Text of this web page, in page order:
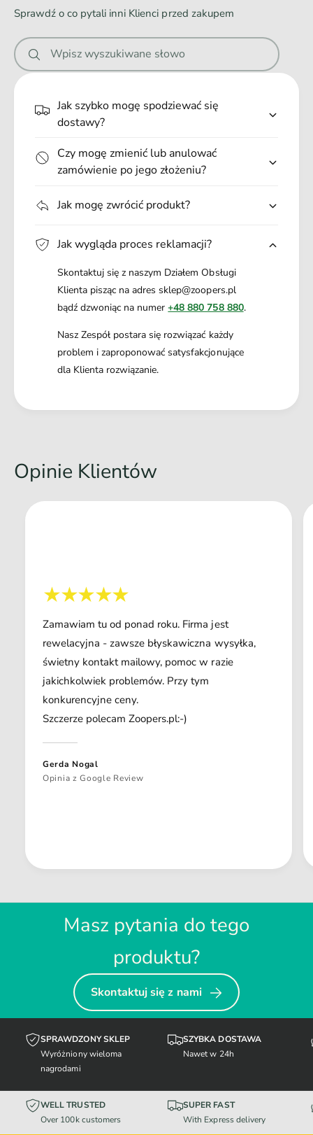
a
c
i
z
r
o
ł
1
8
g
a
l
a
i
e
r
o
ł
1
x
8
5
g
i
e
Sprawdź o co pytali inni Klienci przed zakupem
Wpisz wyszukiwane słowo
Jak szybko mogę spodziewać się
dostawy?
Czy mogę zmienić lub anulować
zamówienie po jego złożeniu?
Jak mogę zwrócić produkt?
Jak wygląda proces reklamacji?
Skontaktuj się z naszym Działem Obsługi
Klienta pisząc na adres sklep@zoopers.pl
bądź dzwoniąc na numer+48 880 758 880.
Nasz Zespół postara się rozwiązać każdy
problem i zaproponować satysfakcjonujące
dla Klienta rozwiązanie.
Opinie Klientów
Zamawiam tu od ponad roku. Firma jest
rewelacyjna - zawsze błyskawiczna wysyłka,
świetny kontakt mailowy, pomoc w razie
jakichkolwiek problemów. Przy tym
konkurencyjne ceny.
Szczerze polecam Zoopers.pl:-)
Gerda Nogal
Opinia z Google Review
Masz pytania do tego
produktu?
Skontaktuj się z nami
SPRAWDZONY SKLEP
Wyróżniony wieloma
nagrodami
SZYBKA DOSTAWA
Nawet w 24h
WELL TRUSTED
Over 100k customers
SUPER FAST
With Express delivery